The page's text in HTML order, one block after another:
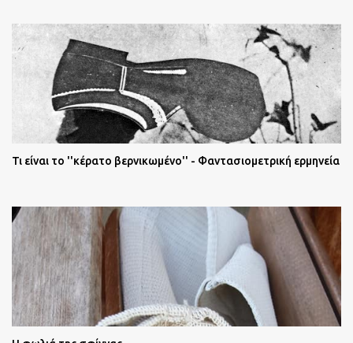
Τι είναι το ''κέρατο βερνικωμένο'' - Φαντασιομετρική ερμηνεία